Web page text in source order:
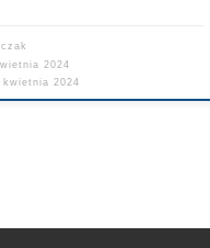
2024
kwietnia 2024